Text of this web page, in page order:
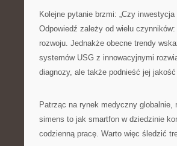
Kolejne pytanie brzmi: „Czy
Odpowiedź zależy od wielu
rozwoju. Jednakże obecne trendy
systemów USG z innowacyjnymi
diagnozy, ale także podnieść jej
Patrząc na rynek medyczny
simens to jak smartfon w dziedzinie
codzienną pracę. Warto więc śledzić